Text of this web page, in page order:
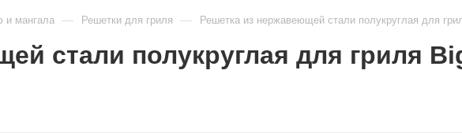
и мангала — Решетки для гриля — Решетка из нержавеющей стали полукруглая для
стали полукруглая для гриля